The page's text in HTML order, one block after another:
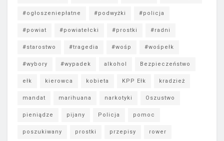
#ogłoszeniepłatne #podwyżki #policja
#powiat #powiatełcki #prostki #radni
#starostwo #tragedia #wośp #wośpełk
#wybory #wypadek alkohol Bezpieczeństwo
ełk kierowca kobieta KPP Ełk kradzież
mandat marihuana narkotyki Oszustwo
pieniądze pijany Policja pomoc
poszukiwany prostki przepisy rower